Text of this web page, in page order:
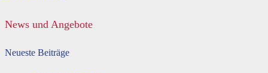
News und Angebote
Neueste Beiträge